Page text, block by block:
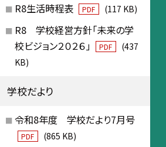
R8生活時程表 PDF (117 KB)
R8 学校経営方針「未来の学
校ビジョン２０２６」
PDF
(437
KB)
学校だより
令和8年度 学校だより7月号
PDF (865 KB)